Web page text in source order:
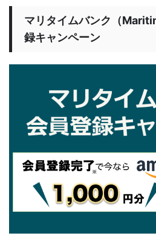
マリタイムバンク（
録キャンペーン